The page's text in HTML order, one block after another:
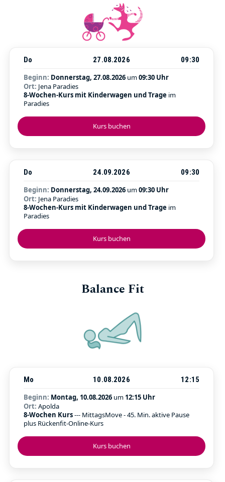
Kurs buchen
Do 27.08.2026
09:30
Beginn: Donnerstag, 27.08.2026 um09:30 Uhr
Ort: Jena Paradies
8-Wochen-Kurs mit Kinderwagen und Trage im
Paradies
Kurs buchen
Do 24.09.2026
09:30
Beginn: Donnerstag, 24.09.2026 um09:30 Uhr
Ort: Jena Paradies
8-Wochen-Kurs mit Kinderwagen und Trage im
Paradies
Balance Fit
Kurs buchen
Mo 10.08.2026
12:15
Beginn: Montag, 10.08.2026 um 12:15 Uhr
Ort: Apolda
8-Wochen Kurs--- MittagsMove - 45. Min. aktive Pause
plus Rückenfit-Online-Kurs